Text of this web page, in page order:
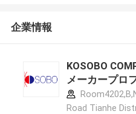
企業情報
KOSOBO
メーカープロ
Road Tianhe